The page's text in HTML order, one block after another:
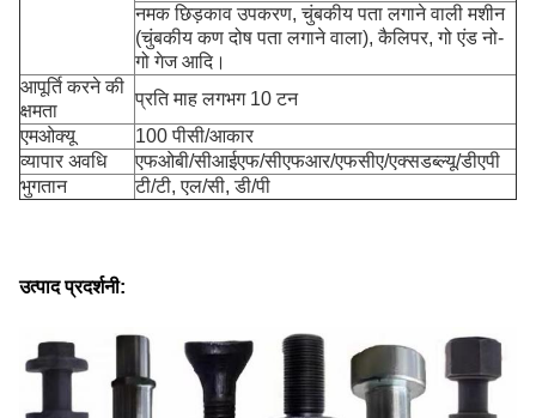
नमक छिड़काव उपकरण, चुंबकीय पता लगाने वाली मशीन
(चुंबकीय कण दोष पता लगाने वाला), कैलिपर, गो एंड नो-
गो गेज आदि।
आपूर्ति करने की
क्षमता
प्रति माह लगभग 10 टन
एमओक्यू
100 पीसी/आकार
व्यापार अवधि
एफओबी/सीआईएफ/सीएफआर/एफसीए/एक्सडब्ल्यू/डीएपी
भुगतान
टी/टी, एल/सी, डी/पी
उत्पाद प्रदर्शनी: